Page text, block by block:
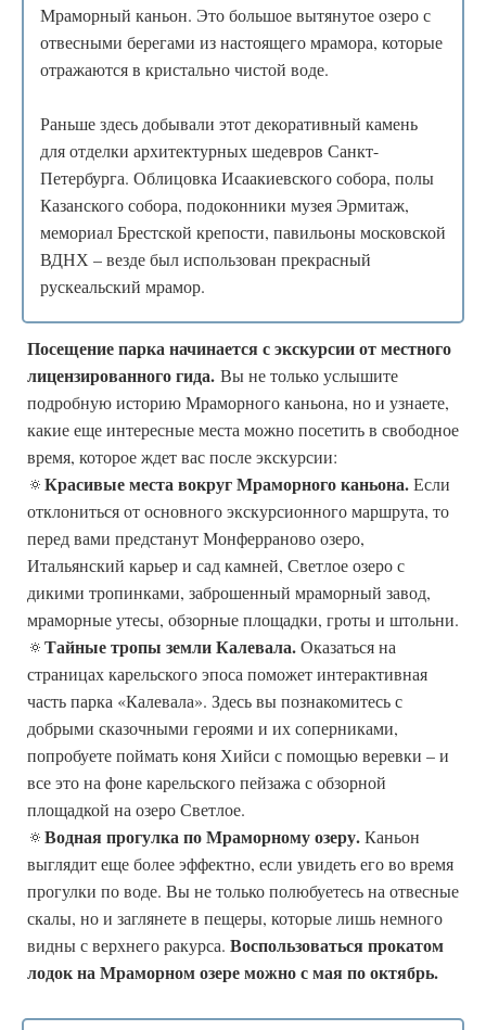
Мраморный каньон. Это большое вытянутое озеро с
отвесными берегами из настоящего мрамора, которые
отражаются в кристально чистой воде.
Раньше здесь добывали этот декоративный камень
для отделки архитектурных шедевров Санкт-
Петербурга. Облицовка Исаакиевского собора, полы
Казанского собора, подоконники музея Эрмитаж,
мемориал Брестской крепости, павильоны московской
ВДНХ – везде был использован прекрасный
рускеальский мрамор.
Посещение парка начинается с экскурсии от местного
лицензированного гида. Вы не только услышите
подробную историю Мраморного каньона, но и узнаете,
какие еще интересные места можно посетить в свободное
время, которое ждет вас после экскурсии:
🔅Красивые места вокруг Мраморного каньона.Если
отклониться от основного экскурсионного маршрута, то
перед вами предстанут Монферраново озеро,
Итальянский карьер и сад камней, Светлое озеро с
дикими тропинками, заброшенный мраморный завод,
мраморные утесы, обзорные площадки, гроты и штольни.
🔅Тайные тропы земли Калевала.Оказаться на
страницах карельского эпоса поможет интерактивная
часть парка «Калевала». Здесь вы познакомитесь с
добрыми сказочными героями и их соперниками,
попробуете поймать коня Хийси с помощью веревки – и
все это на фоне карельского пейзажа с обзорной
площадкой на озеро Светлое.
🔅Водная прогулка по Мраморному озеру.Каньон
выглядит еще более эффектно, если увидеть его во время
прогулки по воде. Вы не только полюбуетесь на отвесные
скалы, но и заглянете в пещеры, которые лишь немного
видны с верхнего ракурса. Воспользоваться прокатом
лодок на Мраморном озере можно с мая по октябрь.